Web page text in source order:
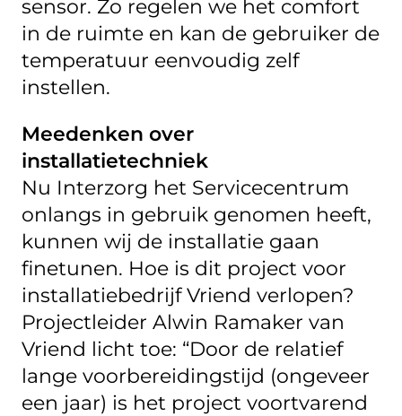
sensor. Zo regelen we het comfort
in de ruimte en kan de gebruiker de
temperatuur eenvoudig zelf
instellen.
Meedenken over
installatietechniek
Nu Interzorg het Servicecentrum
onlangs in gebruik genomen heeft,
kunnen wij de installatie gaan
finetunen. Hoe is dit project voor
installatiebedrijf Vriend verlopen?
Projectleider Alwin Ramaker van
Vriend licht toe: “Door de relatief
lange voorbereidingstijd (ongeveer
een jaar) is het project voortvarend